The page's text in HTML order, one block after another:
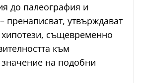
до палеография и
пренаписват, утвърждават
хипотези, същевременно
към
на подобни